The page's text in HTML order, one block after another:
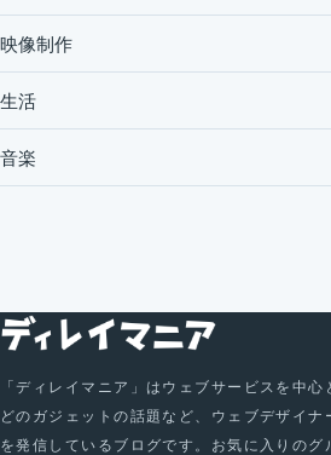
映像制作
生活
音楽
「ディレイマニア」はウェブサービスを中
どのガジェットの話題など、ウェブデザイ
を発信しているブログです。お気に入りのグ